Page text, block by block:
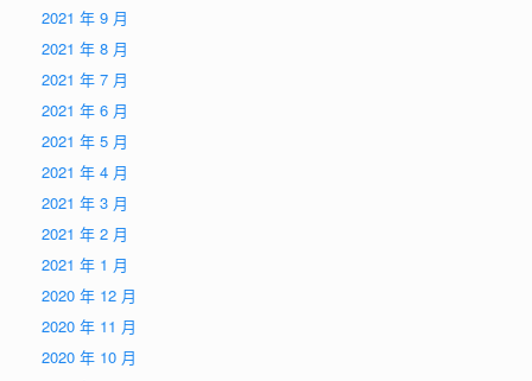
2021 年 9 月
2021 年 8 月
2021 年 7 月
2021 年 6 月
2021 年 5 月
2021 年 4 月
2021 年 3 月
2021 年 2 月
2021 年 1 月
2020 年 12 月
2020 年 11 月
2020 年 10 月